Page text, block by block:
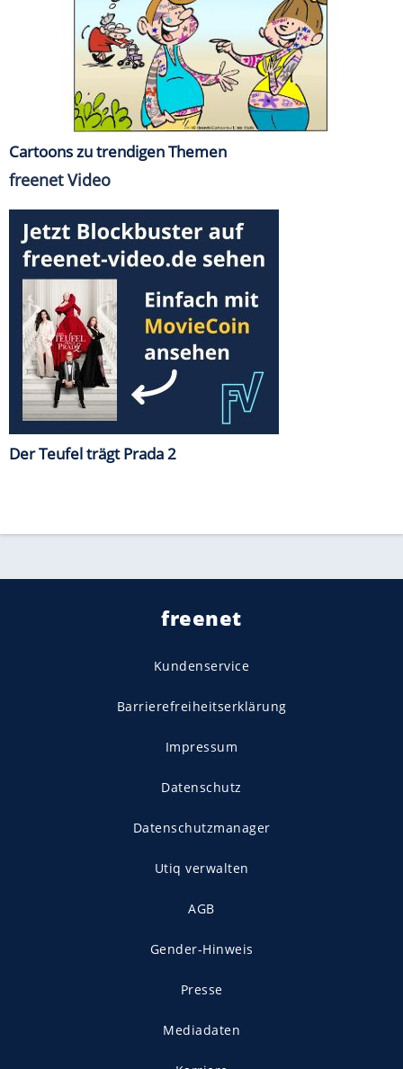
Cartoons zu trendigen Themen
freenet Video
Der Teufel trägt Prada 2
freenet
Kundenservice
Barrierefreiheitserklärung
Impressum
Datenschutz
Datenschutzmanager
Utiq verwalten
AGB
Gender-Hinweis
Presse
Mediadaten